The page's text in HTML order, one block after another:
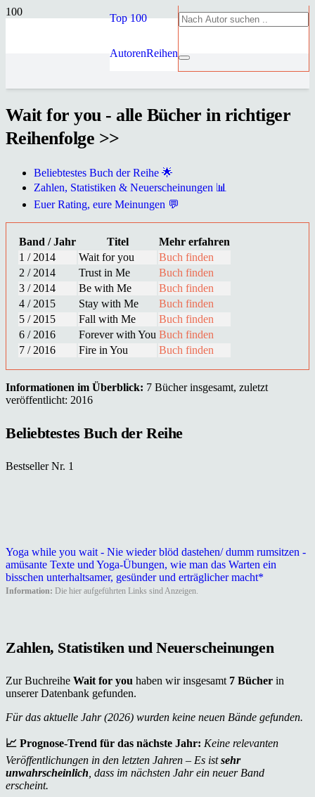
Top 100
AutorenReihen
Wait for you - alle Bücher in richtiger
Reihenfolge >>
Beliebtestes Buch der Reihe 🌟
Zahlen, Statistiken & Neuerscheinungen 📊
Euer Rating, eure Meinungen 💬
Band / Jahr Titel
Mehr erfahren
1 / 2014
Wait for you
Buch finden
2 / 2014
Trust in Me
Buch finden
3 / 2014
Be with Me
Buch finden
4 / 2015
Stay with Me
Buch finden
5 / 2015
Fall with Me
Buch finden
6 / 2016
Forever with You Buch finden
7 / 2016
Fire in You Buch finden
Informationen im Überblick: 7 Bücher insgesamt, zuletzt
veröffentlicht: 2016
Beliebtestes Buch der Reihe
Bestseller Nr. 1
Yoga while you wait - Nie wieder blöd dastehen/ dumm rumsitzen -
amüsante Texte und Yoga-Übungen, wie man das Warten ein
bisschen unterhaltsamer, gesünder und erträglicher macht*
Information: Die hier aufgeführten Links sind Anzeigen.
Zahlen, Statistiken und Neuerscheinungen
Zur Buchreihe Wait for you haben wir insgesamt 7 Bücher in
unserer Datenbank gefunden.
Für das aktuelle Jahr (2026) wurden keine neuen Bände gefunden.
📈 Prognose-Trend für das nächste Jahr: Keine relevanten
Veröffentlichungen in den letzten Jahren – Es istsehr
unwahrscheinlich , dass im nächsten Jahr ein neuer Band
erscheint.